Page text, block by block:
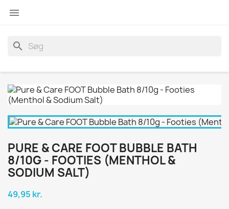

search
PURE & CARE FOOT BUBBLE BATH
8/10G - FOOTIES (MENTHOL &
SODIUM SALT)
49,95 kr.